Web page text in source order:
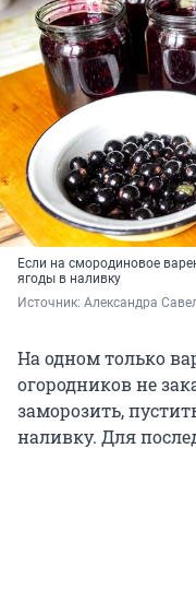
Если на смородиновое
ягоды в наливку
Источник: Александра
На одном только
огородников не
заморозить,
наливку. Для